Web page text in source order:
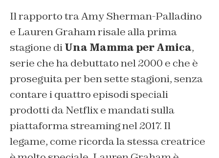
Il rapporto tra Amy Sherman-Palladino
e Lauren Graham risale alla prima
stagione diUna Mamma per Amica,
serie che ha debuttato nel 2000 e che è
proseguita per ben sette stagioni, senza
contare i quattro episodi speciali
prodotti da Netflix e mandati sulla
piattaforma streaming nel 2017. Il
legame, come ricorda la stessa creatrice